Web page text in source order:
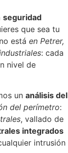
seguridad
que sea tu
está en Petrer,
: cada
nivel de
un análisis del
del perímetro:
, vallado de
integrados
intrusión